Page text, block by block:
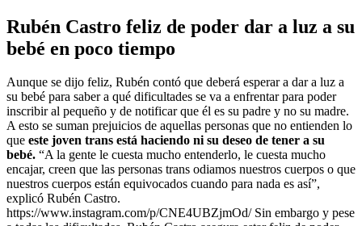
Rubén Castro feliz de poder dar a luz a su
bebé en poco tiempo
Aunque se dijo feliz, Rubén contó que deberá esperar a dar a luz a
su bebé para saber a qué dificultades se va a enfrentar para poder
inscribir al pequeño y de notificar que él es su padre y no su madre.
A esto se suman prejuicios de aquellas personas que no entienden lo
que este joven trans está haciendo ni su deseo de tener a su
bebé. “A la gente le cuesta mucho entenderlo, le cuesta mucho
encajar, creen que las personas trans odiamos nuestros cuerpos o que
nuestros cuerpos están equivocados cuando para nada es así”,
explicó Rubén Castro.
https://www.instagram.com/p/CNE4UBZjmOd/ Sin embargo y pese